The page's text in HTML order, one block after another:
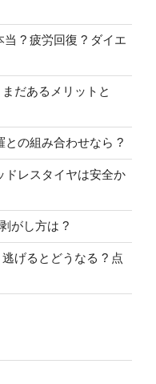
? 疲労回復 ? ダイエ
だあるメリットと
との組み合わせなら ?
ドレスタイヤは安全か
がし方は ?
げるとどうなる ? 点